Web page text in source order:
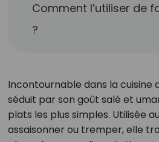
Comment l’utiliser de
?
Incontournable dans la cuisine
séduit par son goût salé et
plats les plus simples. Utilisée
assaisonner ou tremper, elle